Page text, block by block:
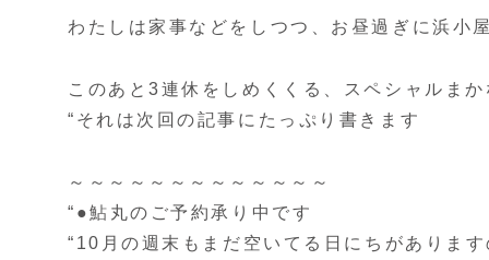
わたしは家事などをしつつ、お昼過ぎに浜小
このあと3連休をしめくくる、スペシャルま
“それは次回の記事にたっぷり書きます
～～～～～～～～～～～～～
“●鮎丸のご予約承り中です
“10月の週末もまだ空いてる日にちがありま